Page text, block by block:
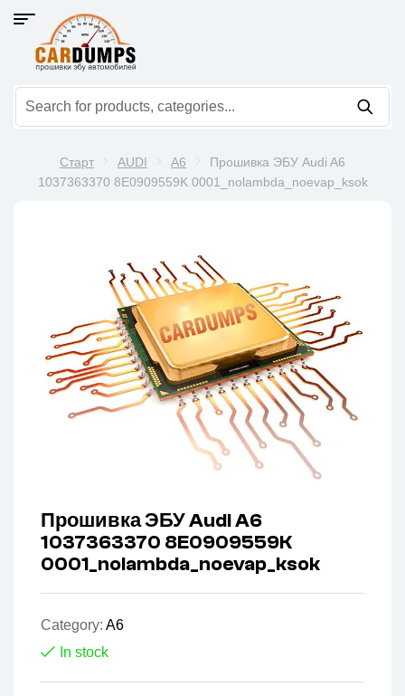
Старт AUDI A6
Прошивка ЭБУ Audi A6
1037363370 8E0909559K 0001_nolambda_noevap_ksok
Прошивка ЭБУ Audi A6
1037363370 8E0909559K
0001_nolambda_noevap_ksok
Category: A6
In stock